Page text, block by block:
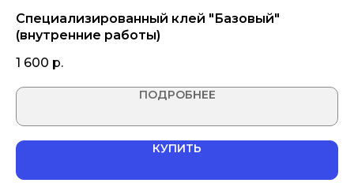
Специализированный клей "Базовый"
(внутренние работы)
1 600 р.
ПОДРОБНЕЕ
КУПИТЬ